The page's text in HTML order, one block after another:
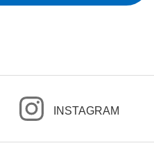
INSTAGRAM